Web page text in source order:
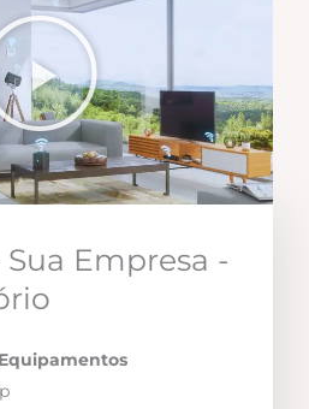
Sua Empresa -